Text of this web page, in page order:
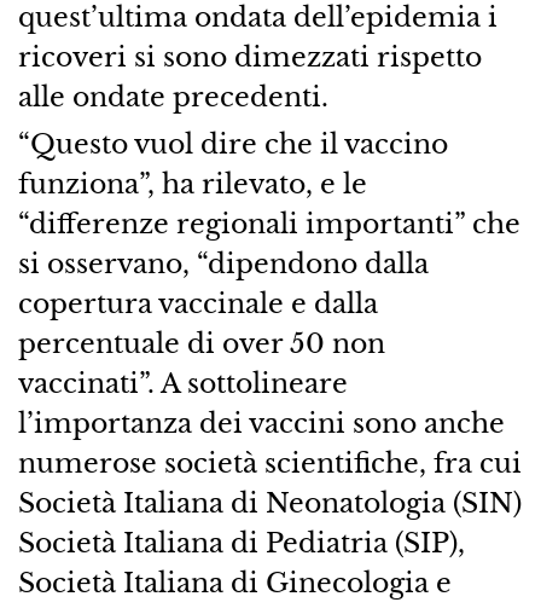
quest’ultima ondata dell’epidemia i
ricoveri si sono dimezzati rispetto
alle ondate precedenti.
“Questo vuol dire che il vaccino
funziona”, ha rilevato, e le
“differenze regionali importanti” che
si osservano, “dipendono dalla
copertura vaccinale e dalla
percentuale di over 50 non
vaccinati”. A sottolineare
l’importanza dei vaccini sono anche
numerose società scientifiche, fra cui
Società Italiana di Neonatologia (SIN)
Società Italiana di Pediatria (SIP),
Società Italiana di Ginecologia e